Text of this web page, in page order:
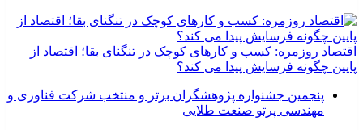
اقتصاد روزمره: کسب‌ و کارهای کوچک در تنگنای بقا؛ اقتصاد از
پایین چگونه فرسایش پیدا می کند؟
پنجمین جشنواره پژوهشگران برتر و منتخب شرکت فناوری و
مهندسی پرتو صنعت طلایی